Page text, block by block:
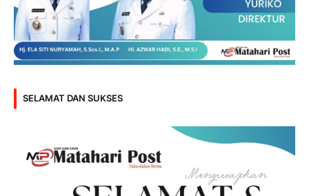
SELAMAT DAN SUKSES